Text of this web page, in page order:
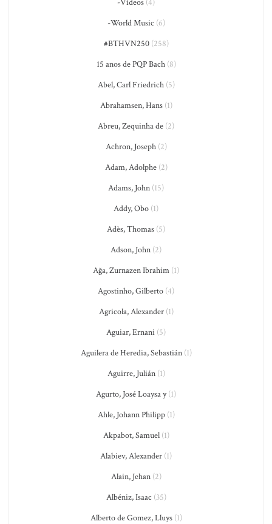
-Vídeos (4)
-World Music (6)
#BTHVN250(258)
15 anos de PQP Bach(8)
Abel, Carl Friedrich(5)
Abrahamsen, Hans(1)
Abreu, Zequinha de (2)
Achron, Joseph(2)
Adam, Adolphe(2)
Adams, John (15)
Addy, Obo (1)
Adès, Thomas (5)
Adson, John (2)
Ağa, Zurnazen Ibrahim (1)
Agostinho, Gilberto (4)
Agricola, Alexander(1)
Aguiar, Ernani (5)
Aguilera de Heredia, Sebastián(1)
Aguirre, Julián(1)
Agurto, José Loaysa y(1)
Ahle, Johann Philipp(1)
Akpabot, Samuel(1)
Alabiev, Alexander (1)
Alain, Jehan(2)
Albéniz, Isaac (35)
Alberto de Gomez, Lluys(1)